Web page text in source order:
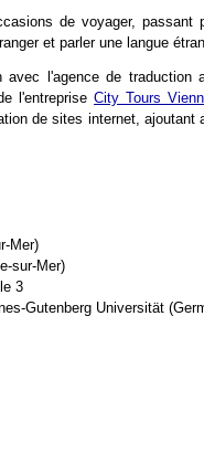
de voyager,
et parler une langue
l'agence de traduction
l'entrepriseCity Tours
de sites internet,
Mer)
sur-Mer)
3
Gutenberg Universität